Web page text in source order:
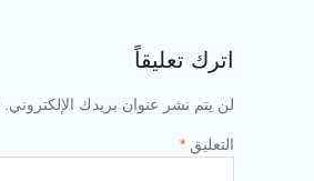
اترك تعليقاً
لن يتم نشر عنوان بريدك الإلكتروني.
التعليق *